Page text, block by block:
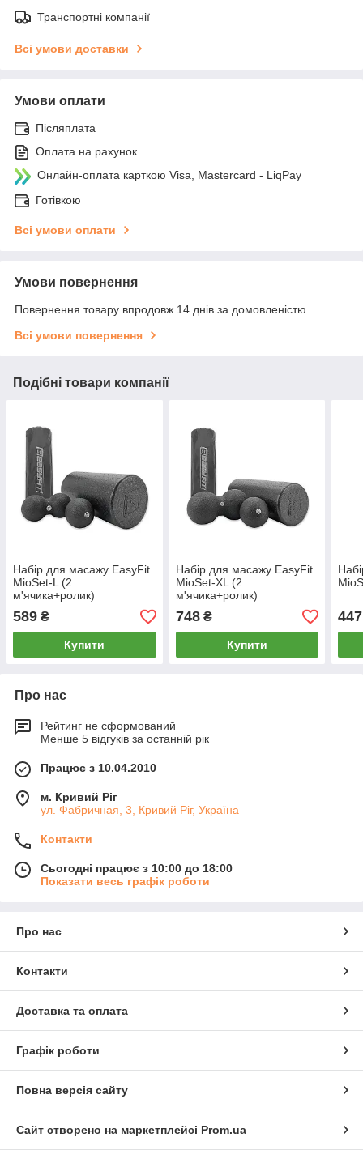
Транспортні компанії
Всі умови доставки
Умови оплати
Післяплата
Оплата на рахунок
Онлайн-оплата карткою Visa, Mastercard - LiqPay
Готівкою
Всі умови оплати
Умови повернення
Повернення товару впродовж 14 днів за домовленістю
Всі умови повернення
Подібні товари компанії
Набір для масажу EasyFit
MioSet-L (2
м'ячика+ролик)
589 ₴
Купити
Набір для масажу EasyFit
MioSet-XL (2
м'ячика+ролик)
748₴
Купити
447
Про нас
Рейтинг не сформований
Менше 5 відгуків за останній рік
Працює з 10.04.2010
м. Кривий Ріг
ул. Фабричная, 3, Кривий Ріг, Україна
Контакти
Сьогодні працює з 10:00 до 18:00
Показати весь графік роботи
Про нас
Контакти
Доставка та оплата
Графік роботи
Повна версія сайту
Сайт створено на маркетплейсі Prom.ua